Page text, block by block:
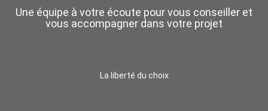
Une équipe à votre écoute pour vous conseiller et
vous accompagner dans votre projet
La liberté du choix